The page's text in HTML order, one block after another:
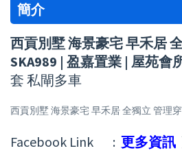
簡介
西貢別墅 海景豪宅 早禾居
SKA989 | 盈嘉置業 | 屋苑會
套 私閘多車
西貢別墅 海景豪宅 早禾居 全獨立 管理穿
Facebook Link : 更多資訊